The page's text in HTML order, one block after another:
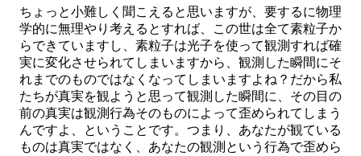
ちょっと小難しく聞こえると思いますが、要するに物理
学的に無理やり考えるとすれば、この世は全て素粒子か
らできていますし、素粒子は光子を使って観測すれば確
実に変化させられてしまいますから、観測した瞬間にそ
れまでのものではなくなってしまいますよね？だから私
たちが真実を観ようと思って観測した瞬間に、その目の
前の真実は観測行為そのものによって歪められてしまう
んですよ、ということです。つまり、あなたが観ている
ものは真実ではなく、あなたの観測という行為で歪めら